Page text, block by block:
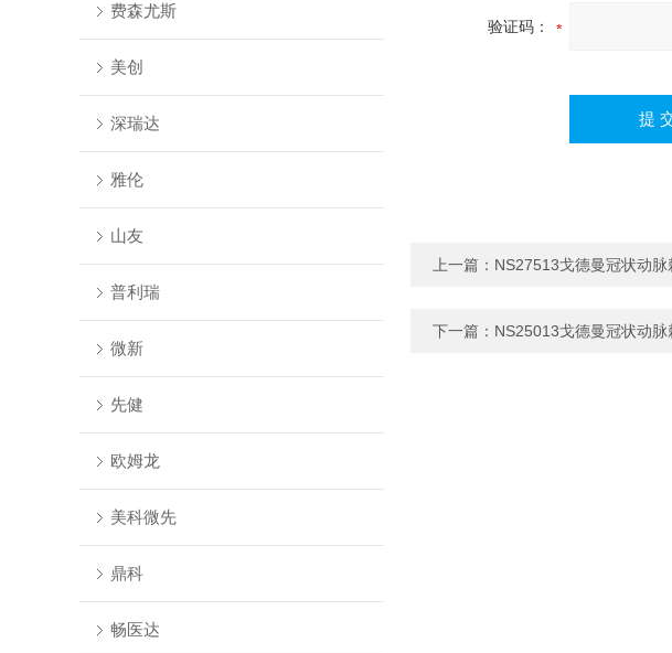
费森尤斯
美创
深瑞达
雅伦
山友
普利瑞
微新
先健
欧姆龙
美科微先
鼎科
畅医达
验证码：
上一篇： NS27513戈德曼冠状动脉
下一篇： NS25013戈德曼冠状动脉